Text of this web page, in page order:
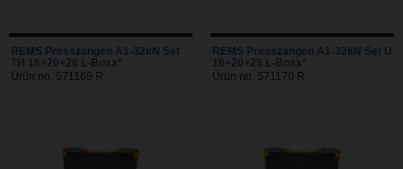
REMS Presszangen A1-32kN Set
TH 16+20+26 L-Boxx*
Ürün no. 571169 R
REMS Presszangen A1-32kN Set U
16+20+25 L-Boxx*
Ürün no. 571170 R